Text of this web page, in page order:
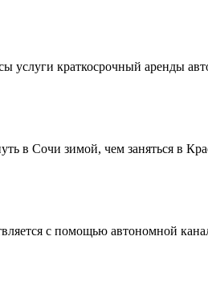
краткосрочный аренды
в Сочи зимой, чем заняться в
с помощью автономной